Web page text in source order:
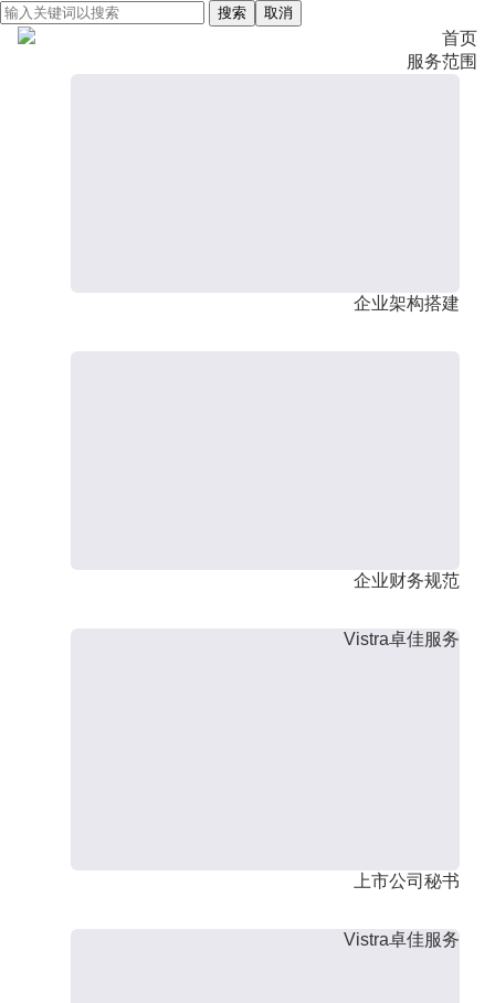
搜索 取消
首页
服务范围
企业架构搭建
企业财务规范
Vistra卓佳服务
上市公司秘书
Vistra卓佳服务